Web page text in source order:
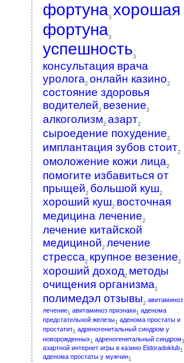
фортуна3 хорошая
фортуна3
успешность3
консультация врача
уролога2 онлайн казино2
состояние здоровья
водителей2 везение2
алкоголизм2 азарт2
сыроедение похудение2
имплантация зубов стоит2
омоложение кожи лица2
помогите избавиться от
прыщей2 большой куш2
хороший куш2 восточная
медицина лечение2
лечение китайской
медициной2 лечение
стресса2 крупное везение2
хороший доход2 методы
очищения организма2
полимедэл отзывы2 авитаминоз
лечение1 авитаминоз признаки1 аденома
предстательной железы1 аденома простаты и
простатит1 адреногенитальный синдром у
новорожденных 1 адреногенитальный синдром 1
азартной интернет игры в казино Eldoradoklub1
аденома простаты у мужчин1